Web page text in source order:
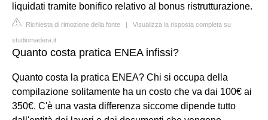
liquidati tramite bonifico relativo al bonus ristrutturazione.
Richiesta di rimozione della fonte | Visualizza la risposta completa su
studiomadera.it
Quanto costa pratica ENEA infissi?
Quanto costa la pratica ENEA? Chi si occupa della
compilazione solitamente ha un costo che va dai 100€ ai
350€. C'è una vasta differenza siccome dipende tutto